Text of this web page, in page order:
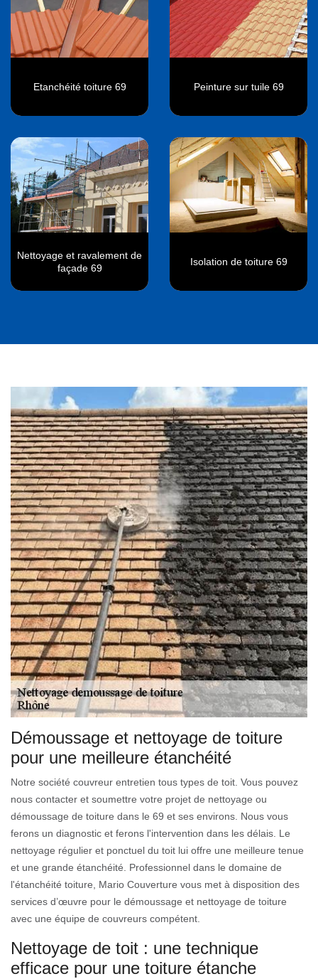
Etanchéité toiture 69 Peinture sur tuile 69
Nettoyage et ravalement de
façade 69
Isolation de toiture 69
Démoussage et nettoyage de toiture
pour une meilleure étanchéité
Notre société couvreur entretien tous types de toit. Vous pouvez
nous contacter et soumettre votre projet de nettoyage ou
démoussage de toiture dans le 69 et ses environs. Nous vous
ferons un diagnostic et ferons l'intervention dans les délais. Le
nettoyage régulier et ponctuel du toit lui offre une meilleure tenue
et une grande étanchéité. Professionnel dans le domaine de
l'étanchéité toiture, Mario Couverture vous met à disposition des
services d’œuvre pour le démoussage et nettoyage de toiture
avec une équipe de couvreurs compétent.
Nettoyage de toit : une technique
efficace pour une toiture étanche